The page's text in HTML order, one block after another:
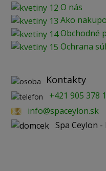
O nás
Ako
Obchodné
Ochrana
Kontakty
+421 905 378
info@spaceylon.sk
Spa Ceylon -